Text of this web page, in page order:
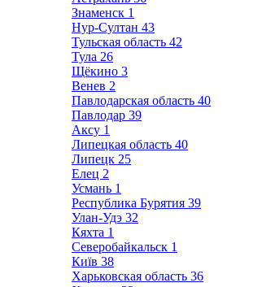
Знаменск 1
Нур-Султан 43
Тульская область 42
Тула 26
Щёкино 3
Венев 2
Павлодарская область 40
Павлодар 39
Аксу 1
Липецкая область 40
Липецк 25
Елец 2
Усмань 1
Республика Бурятия 39
Улан-Удэ 32
Кяхта 1
Северобайкальск 1
Київ 38
Харьковская область 36